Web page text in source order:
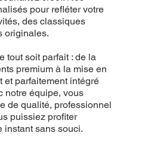
pour refléter votre
des classiques
originales.
tout soit parfait : de la
premium à la mise en
et parfaitement intégré
notre équipe, vous
de qualité, professionnel
puissiez profiter
instant sans souci.